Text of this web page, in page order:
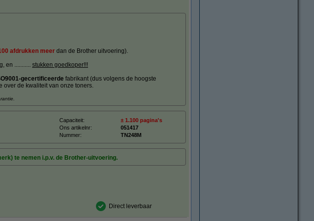
afdrukken meer dan de Brother uitvoering).
en ........... stukken goedkoper!!!
gecertificeerde fabrikant (dus volgens de hoogste
over de kwaliteit van onze toners.
Capaciteit:
± 1.100 pagina's
Ons artikelnr:
051417
Nummer: TN248M
te nemen i.p.v. de Brother-uitvoering.
Direct leverbaar